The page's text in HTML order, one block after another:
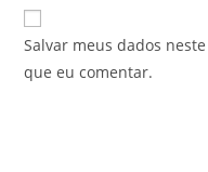
para
comentar
mail
para
comentar
URL
do
site
Salvar meus dados
que eu comentar.